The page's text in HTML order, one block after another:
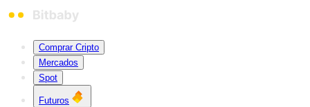
Comprar Cripto
Mercados
Spot
Futuros